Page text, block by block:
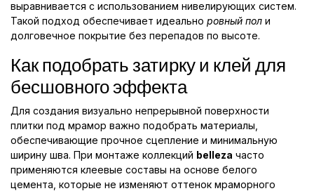
выравнивается с использованием нивелирующих систем.
Такой подход обеспечивает идеально ровный пол и
долговечное покрытие без перепадов по высоте.
Как подобрать затирку и клей для
бесшовного эффекта
Для создания визуально непрерывной поверхности
плитки под мрамор важно подобрать материалы,
обеспечивающие прочное сцепление и минимальную
ширину шва. При монтаже коллекций belleza часто
применяются клеевые составы на основе белого
цемента, которые не изменяют оттенок мраморного